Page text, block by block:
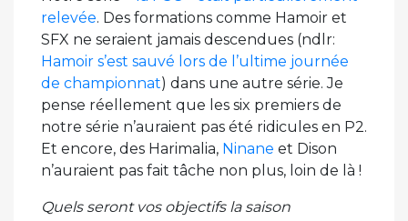
relevée. Des formations comme Hamoir et
SFX ne seraient jamais descendues (ndlr:
Hamoir s’est sauvé lors de l’ultime journée
de championnat) dans une autre série. Je
pense réellement que les six premiers de
notre série n’auraient pas été ridicules en P2.
Et encore, des Harimalia, Ninane et Dison
n’auraient pas fait tâche non plus, loin de là !
Quels seront vos objectifs la saison